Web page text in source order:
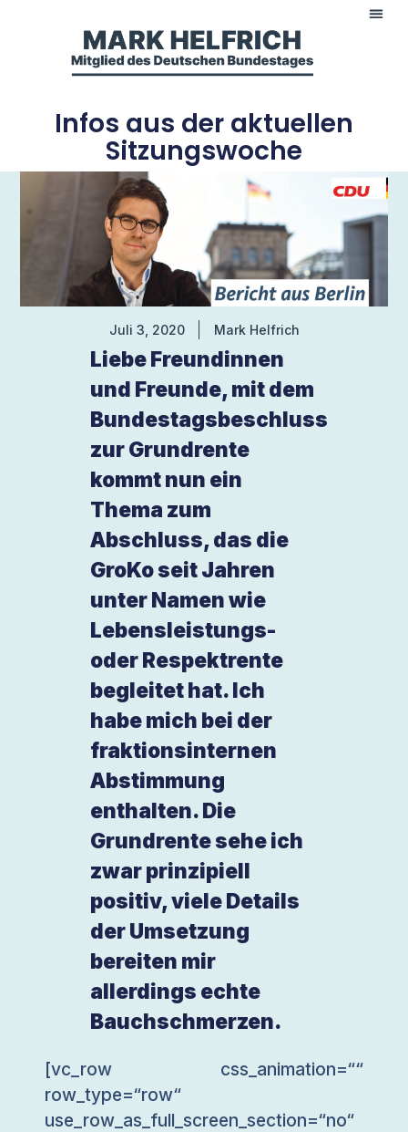
Infos aus der aktuellen
Sitzungswoche
Juli 3, 2020 Mark Helfrich
Liebe Freundinnen
und Freunde, mit dem
Bundestagsbeschluss
zur Grundrente
kommt nun ein
Thema zum
Abschluss, das die
GroKo seit Jahren
unter Namen wie
Lebensleistungs-
oder Respektrente
begleitet hat. Ich
habe mich bei der
fraktionsinternen
Abstimmung
enthalten. Die
Grundrente sehe ich
zwar prinzipiell
positiv, viele Details
der Umsetzung
bereiten mir
allerdings echte
Bauchschmerzen.
[vc_row css_animation=““
row_type=“row“
use_row_as_full_screen_section=“no“